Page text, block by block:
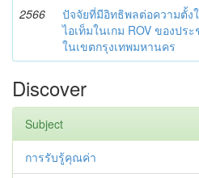
2566
ปัจจัยที่มีอิทธิพลต่อความตั้ง
ไอเท็มในเกม ROV ของปร
ในเขตกรุงเทพมหานคร
Discover
Subject
การรับรู้คุณค่า